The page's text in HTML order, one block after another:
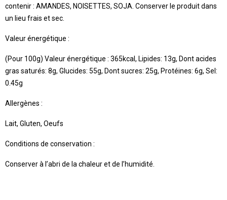
contenir : AMANDES, NOISETTES, SOJA. Conserver le produit dans
un lieu frais et sec.
Valeur énergétique :
(Pour 100g) Valeur énergétique : 365kcal, Lipides: 13g, Dont acides
gras saturés: 8g, Glucides: 55g, Dont sucres: 25g, Protéines: 6g, Sel:
0.45g
Allergènes :
Lait, Gluten, Oeufs
Conditions de conservation :
Conserver à l’abri de la chaleur et de l’humidité.